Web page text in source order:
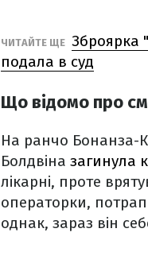
ЧИТАЙТЕ ЩЕ Зброярка
подала в суд
Що відомо про
На ранчо Бонанза-
Болдвіна загинула
лікарні, проте
операторки,
однак, зараз він